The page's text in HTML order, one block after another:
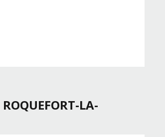
ROQUEFORT-LA-